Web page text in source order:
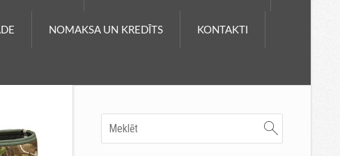
NOMAKSA UN KREDĪTS KONTAKTI